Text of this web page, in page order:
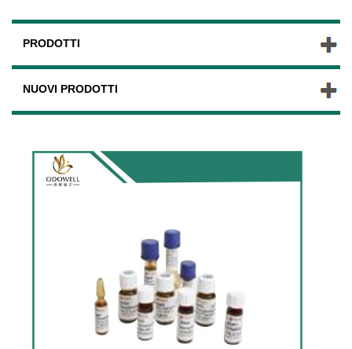
PRODOTTI
NUOVI PRODOTTI